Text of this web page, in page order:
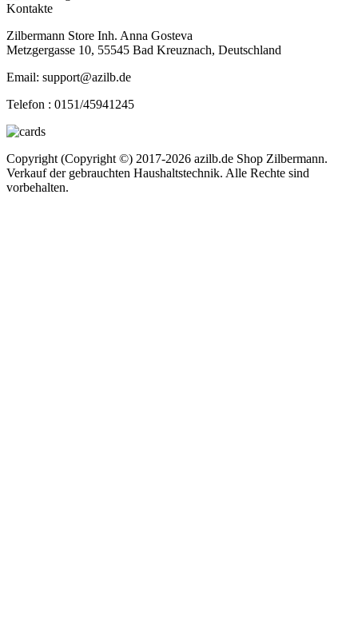
Kontakte
Zilbermann Store Inh. Anna Gosteva
Metzgergasse 10, 55545 Bad Kreuznach, Deutschland
Email: support@azilb.de
Telefon : 0151/45941245
Copyright (Copyright ©) 2017-2026 azilb.de Shop Zilbermann.
Verkauf der gebrauchten Haushaltstechnik. Alle Rechte sind
vorbehalten.